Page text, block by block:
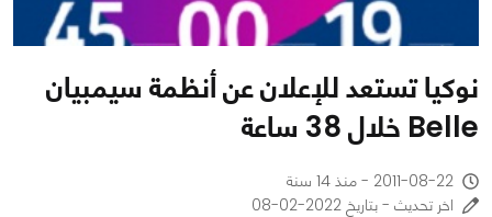
نوكيا تستعد للإعلان عن أنظمة سيمبيان
Belle خلال 38 ساعة
2011-08-22 - منذ 14 سنة
اخر تحديث - بتاريخ 2022-02-08